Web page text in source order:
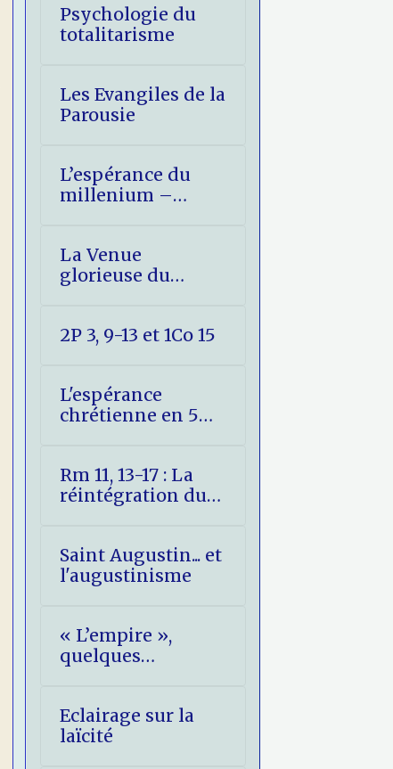
Psychologie du
totalitarisme
Les Evangiles de la
Parousie
L’espérance du
millenium –
La Venue
glorieuse du
2P 3, 9-13 et 1Co 15
L'espérance
chrétienne en 5
Rm 11, 13-17 : La
réintégration du
Saint Augustin... et
l'augustinisme
« L’empire »,
quelques
Eclairage sur la
laïcité